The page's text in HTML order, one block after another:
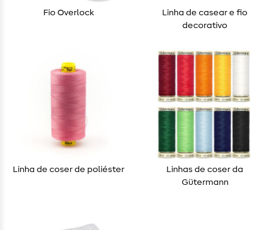
Fio Overlock
Linha de casear e fio
decorativo
Linha de coser de poliéster
Linhas de coser da
Gütermann